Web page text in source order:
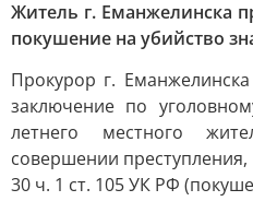
Житель г. Еманжелинска
покушение на убийство
Прокурор г.
заключение по
летнего местного
совершении
30 ч. 1 ст. 105 УК РФ